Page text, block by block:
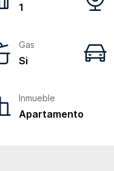
1
Gas
Si
Inmueble
Apartamento